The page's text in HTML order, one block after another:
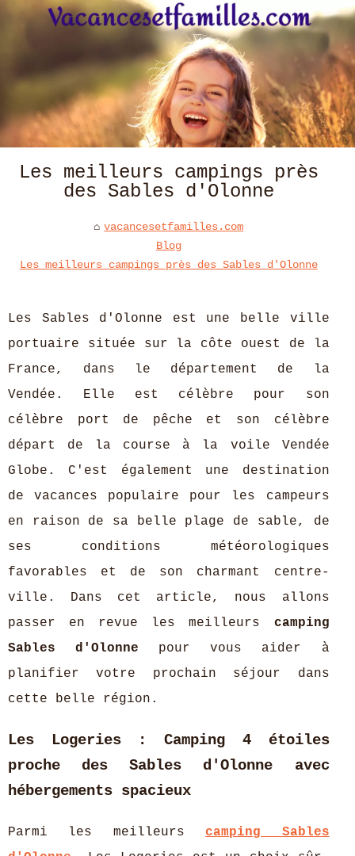
Les meilleurs campings près
des Sables d'Olonne
vacancesetfamilles.com
Blog
Les meilleurs campings près des Sables d'Olonne
Les Sables d'Olonne est une belle ville
portuaire située sur la côte ouest de la
France, dans le département de la
Vendée. Elle est célèbre pour son
célèbre port de pêche et son célèbre
départ de la course à la voile Vendée
Globe. C'est également une destination
de vacances populaire pour les campeurs
en raison de sa belle plage de sable, de
ses conditions météorologiques
favorables et de son charmant centre-
ville. Dans cet article, nous allons
passer en revue les meilleurs camping
Sables d'Olonne pour vous aider à
planifier votre prochain séjour dans
cette belle région.
Les Logeries : Camping 4 étoiles
proche des Sables d'Olonne avec
hébergements spacieux
Parmi les meilleurscamping Sables